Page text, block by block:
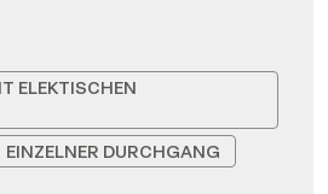
ELEKTISCHEN
EINZELNER DURCHGANG